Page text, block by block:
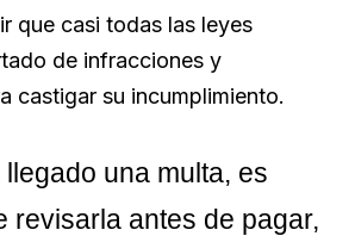
que casi todas las leyes
de infracciones y
castigar su incumplimiento.
llegado una multa, es
revisarla antes de pagar,